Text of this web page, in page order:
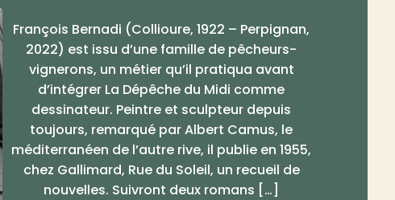
François Bernadi (Collioure, 1922 – Perpignan,
2022) est issu d’une famille de pêcheurs-
vignerons, un métier qu’il pratiqua avant
d’intégrer La Dépêche du Midi comme
dessinateur. Peintre et sculpteur depuis
toujours, remarqué par Albert Camus, le
méditerranéen de l’autre rive, il publie en 1955,
chez Gallimard, Rue du Soleil, un recueil de
nouvelles. Suivront deux romans […]